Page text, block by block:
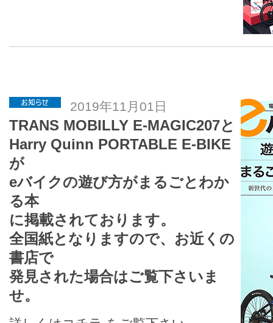
2019年11月01日
TRANS MOBILLY E-MAGIC207と
Harry Quinn PORTABLE E-BIKE
が
eバイクの遊び方がまるごとわか
る本
に掲載されております。
全国紙となりますので、お近くの
書店で
発見された場合はご覧下さいま
せ。